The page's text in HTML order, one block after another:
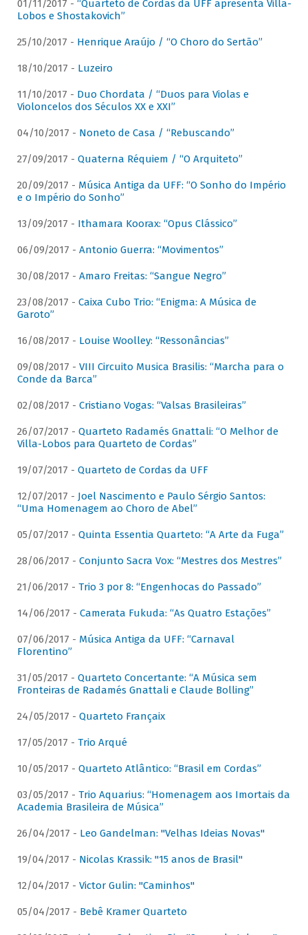
01/11/2017 - “Quarteto de Cordas da UFF apresenta Villa-
Lobos e Shostakovich”
25/10/2017 - Henrique Araújo / “O Choro do Sertão”
18/10/2017 - Luzeiro
11/10/2017 - Duo Chordata / “Duos para Violas e
Violoncelos dos Séculos XX e XXI”
04/10/2017 - Noneto de Casa / “Rebuscando”
27/09/2017 - Quaterna Réquiem / “O Arquiteto”
20/09/2017 - Música Antiga da UFF: “O Sonho do Império
e o Império do Sonho”
13/09/2017 - Ithamara Koorax: “Opus Clássico”
06/09/2017 - Antonio Guerra: “Movimentos”
30/08/2017 - Amaro Freitas: “Sangue Negro”
23/08/2017 - Caixa Cubo Trio: “Enigma: A Música de
Garoto”
16/08/2017 - Louise Woolley: “Ressonâncias”
09/08/2017 - VIII Circuito Musica Brasilis: “Marcha para o
Conde da Barca”
02/08/2017 - Cristiano Vogas: “Valsas Brasileiras”
26/07/2017 - Quarteto Radamés Gnattali: “O Melhor de
Villa-Lobos para Quarteto de Cordas”
19/07/2017 - Quarteto de Cordas da UFF
12/07/2017 - Joel Nascimento e Paulo Sérgio Santos:
“Uma Homenagem ao Choro de Abel”
05/07/2017 - Quinta Essentia Quarteto: “A Arte da Fuga”
28/06/2017 - Conjunto Sacra Vox: “Mestres dos Mestres”
21/06/2017 - Trio 3 por 8: “Engenhocas do Passado”
14/06/2017 - Camerata Fukuda: “As Quatro Estações”
07/06/2017 - Música Antiga da UFF: “Carnaval
Florentino”
31/05/2017 - Quarteto Concertante: “A Música sem
Fronteiras de Radamés Gnattali e Claude Bolling”
24/05/2017 - Quarteto Françaix
17/05/2017 - Trio Arqué
10/05/2017 - Quarteto Atlântico: “Brasil em Cordas”
03/05/2017 - Trio Aquarius: “Homenagem aos Imortais da
Academia Brasileira de Música”
26/04/2017 - Leo Gandelman: "Velhas Ideias Novas"
19/04/2017 - Nicolas Krassik: "15 anos de Brasil"
12/04/2017 - Victor Gulin: "Caminhos"
05/04/2017 - Bebê Kramer Quarteto